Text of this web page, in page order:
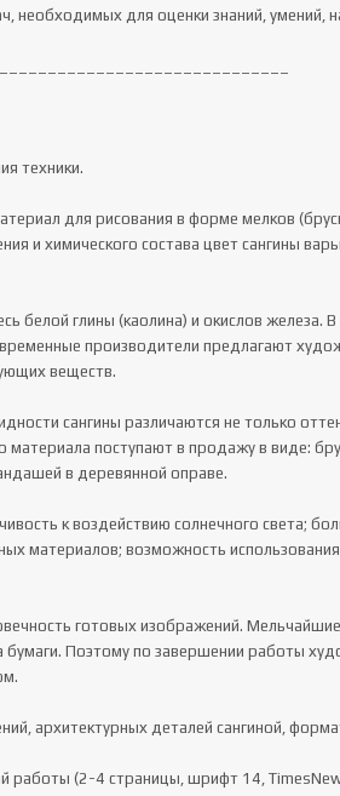
техники.
для рисования в форме мелков
и химического состава цвет сангины
белой глины (каолина) и окислов железа.
производители предлагают
веществ.
сангины различаются не только
поступают в продажу в виде:
в деревянной оправе.
к воздействию солнечного света;
материалов; возможность
готовых изображений. Мельчайшие
бумаги. Поэтому по завершении работы
архитектурных деталей сангиной,
работы (2-4 страницы, шрифт 14,